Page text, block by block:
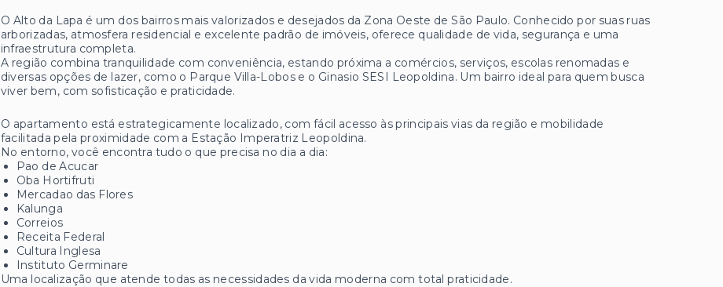
O Alto da Lapa é um dos bairros mais valorizados e desejados da Zona Oeste de São Paulo. Conhecido por suas ruas
arborizadas, atmosfera residencial e excelente padrão de imóveis, oferece qualidade de vida, segurança e uma
infraestrutura completa.
A região combina tranquilidade com conveniência, estando próxima a comércios, serviços, escolas renomadas e
diversas opções de lazer, como o Parque Villa-Lobos e o Ginasio SESI Leopoldina. Um bairro ideal para quem busca
viver bem, com sofisticação e praticidade.
O apartamento está estrategicamente localizado, com fácil acesso às principais vias da região e mobilidade
facilitada pela proximidade com a Estação Imperatriz Leopoldina.
No entorno, você encontra tudo o que precisa no dia a dia:
Pao de Acucar
Oba Hortifruti
Mercadao das Flores
Kalunga
Correios
Receita Federal
Cultura Inglesa
Instituto Germinare
Uma localização que atende todas as necessidades da vida moderna com total praticidade.